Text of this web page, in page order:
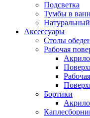
Подсветка
Тумбы в
Аксессуары
Столы
Рабочая
Бортики